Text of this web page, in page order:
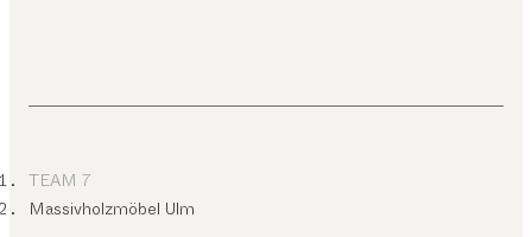
TEAM 7
Massivholzmöbel Ulm